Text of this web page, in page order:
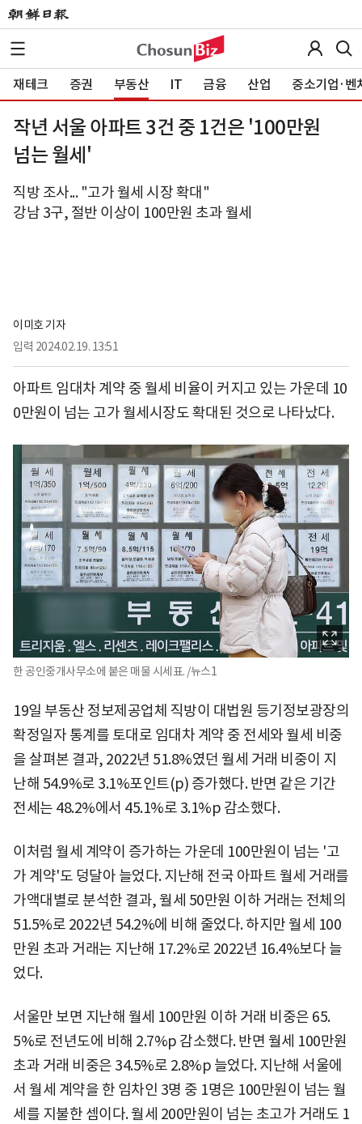
재테크 증권 부동산 IT 금융 산업 중소기업·벤
작년 서울 아파트 3건 중 1건은 '100만원
넘는 월세'
직방 조사... "고가 월세 시장 확대"
강남 3구, 절반 이상이 100만원 초과 월세
이미호 기자
입력 2024.02.19. 13:51
아파트 임대차 계약 중 월세 비율이 커지고 있는 가운데 10
0만원이 넘는 고가 월세시장도 확대된 것으로 나타났다.
한 공인중개사무소에 붙은 매물 시세표. /뉴스1
19일 부동산 정보제공업체 직방이 대법원 등기정보광장의
확정일자 통계를 토대로 임대차 계약 중 전세와 월세 비중
을 살펴본 결과, 2022년 51.8%였던 월세 거래 비중이 지
난해 54.9%로 3.1%포인트(p) 증가했다. 반면 같은 기간
전세는 48.2%에서 45.1%로 3.1%p 감소했다.
이처럼 월세 계약이 증가하는 가운데 100만원이 넘는 '고
가 계약'도 덩달아 늘었다. 지난해 전국 아파트 월세 거래를
가액대별로 분석한 결과, 월세 50만원 이하 거래는 전체의
51.5%로 2022년 54.2%에 비해 줄었다. 하지만 월세 100
만원 초과 거래는 지난해 17.2%로 2022년 16.4%보다 늘
었다.
서울만 보면 지난해 월세 100만원 이하 거래 비중은 65.
5%로 전년도에 비해 2.7%p 감소했다. 반면 월세 100만원
초과 거래 비중은 34.5%로 2.8%p 늘었다. 지난해 서울에
서 월세 계약을 한 임차인 3명 중 1명은 100만원이 넘는 월
세를 지불한 셈이다. 월세 200만원이 넘는 초고가 거래도 1